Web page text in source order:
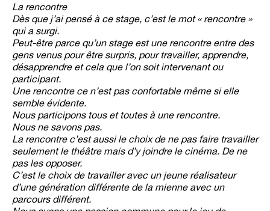
La rencontre
Dès que j’ai pensé à ce stage, c’est le mot « rencontre »
qui a surgi.
Peut-être parce qu’un stage est une rencontre entre des
gens venus pour être surpris, pour travailler, apprendre,
désapprendre et cela que l’on soit intervenant ou
participant.
Une rencontre ce n’est pas confortable même si elle
semble évidente.
Nous participons tous et toutes à une rencontre.
Nous ne savons pas.
La rencontre c’est aussi le choix de ne pas faire travailler
seulement le théâtre mais d’y joindre le cinéma. De ne
pas les opposer.
C’est le choix de travailler avec un jeune réalisateur
d’une génération différente de la mienne avec un
parcours différent.